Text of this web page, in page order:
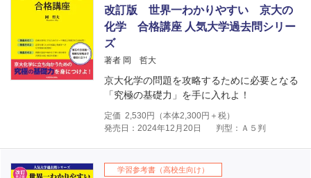
改訂版 世界一わかりやすい 京大の
化学 合格講座 人気大学過去問シリー
ズ
著者 岡 哲大
京大化学の問題を攻略するために必要となる
「究極の基礎力」を手に入れよ！
定価 2,530円（本体2,300円＋税）
発売日：2024年12月20日
判型：Ａ５判
学習参考書（高校生向け）